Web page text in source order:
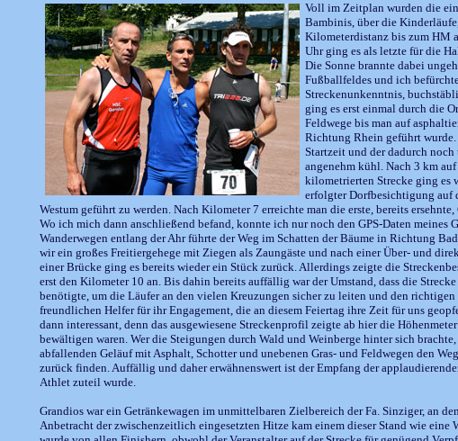
Voll im Zeitplan wurden die
Bambinis, über die
Kilometerdistanz bis zum HM
Uhr ging es als letzte für die
Die Sonne brannte dabei
Fußballfeldes und ich
Streckenunkenntnis,
ging es erst einmal durch die
Feldwege bis man auf
Richtung Rhein geführt
Startzeit und der dadurch
angenehm kühl. Nach 3 km
kilometrierten Strecke ging es
erfolgter Dorfbesichtigung auf
Westum geführt zu werden. Nach Kilometer 7 erreichte man die erste, bereits
Wo ich mich dann anschließend befand, konnte ich nur noch den GPS-Daten meines
Wanderwegen entlang der Ahr führte der Weg im Schatten der Bäume in Richtung
wir ein großes Freitiergehege mit Ziegen als Zaungäste und nach einer Über- und
einer Brücke ging es bereits wieder ein Stück zurück. Allerdings zeigte die
erst den Kilometer 10 an. Bis dahin bereits auffällig war der Umstand, dass die
benötigte, um die Läufer an den vielen Kreuzungen sicher zu leiten und den
freundlichen Helfer für ihr Engagement, die an diesem Feiertag ihre Zeit für uns
dann interessant, denn das ausgewiesene Streckenprofil zeigte ab hier die
bewältigen waren. Wer die Steigungen durch Wald und Weinberge hinter sich
abfallenden Geläuf mit Asphalt, Schotter und unebenen Gras- und Feldwegen den
zurück finden. Auffällig und daher erwähnenswert ist der Empfang der
Athlet zuteil wurde.
Grandios war ein Getränkewagen im unmittelbaren Zielbereich der Fa. Sinziger, an
Anbetracht der zwischenzeitlich eingesetzten Hitze kam einem dieser Stand wie eine